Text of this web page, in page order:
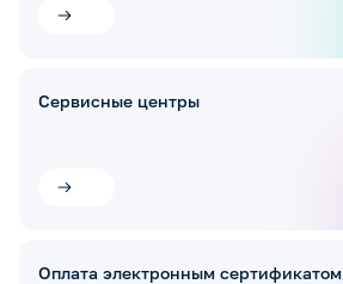
Сервисные центры
Оплата электронным сертификатом